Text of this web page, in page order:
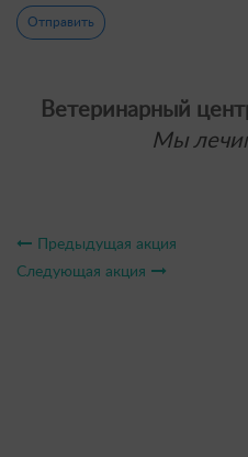
Отправить
Ветеринарный
Мы
Предыдущая акция
Следующая акция